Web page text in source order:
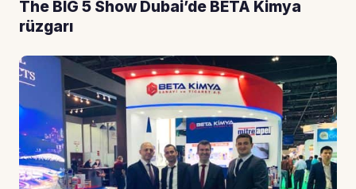
The BIG 5 Show Dubai’de BETA Kimya
rüzgarı